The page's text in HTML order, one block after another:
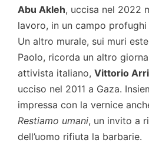
Abu Akleh, uccisa nel 2022
lavoro, in un campo
Un altro murale, sui muri
Paolo, ricorda un altro
attivista italiano, Vittorio
ucciso nel 2011 a Gaza.
impressa con la vernice
Restiamo umani, un invito a
dell’uomo rifiuta la barbarie.